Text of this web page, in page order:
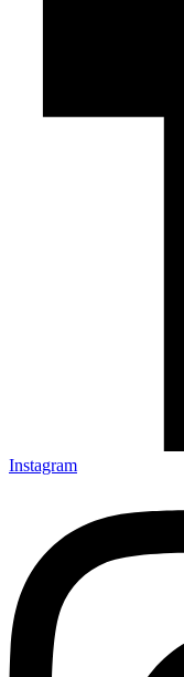
Instagram